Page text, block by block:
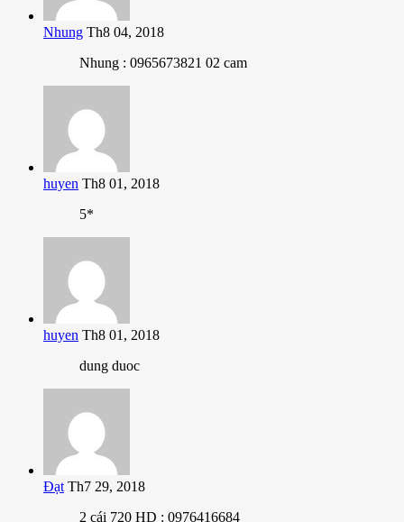
Nhung Th8 04, 2018
Nhung : 0965673821 02 cam
huyen Th8 01, 2018
5*
huyen Th8 01, 2018
dung duoc
Đạt Th7 29, 2018
2 cái 720 HD : 0976416684